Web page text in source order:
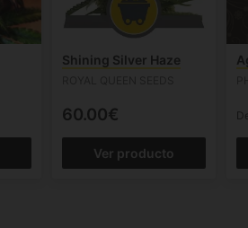
Shining Silver Haze
60.00€
Ver producto